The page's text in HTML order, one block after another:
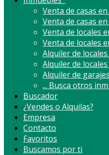
Venta de casas
Venta de casas
Venta de locales
Venta de locales
Alquiler de
Alquiler de
Alquiler de
... Busca otros
Buscador
¿Vendes o Alquilas?
Empresa
Contacto
Favoritos
Buscamos por ti